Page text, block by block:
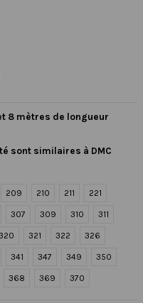
8 mètres de longueur
sont similaires à DMC
209 210 211 221
307 309 310 311
321 322 326
341 347 349 350
368 369 370